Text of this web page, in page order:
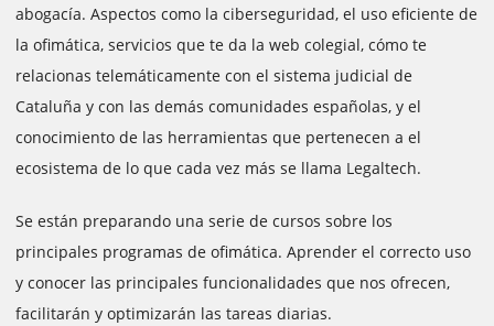
abogacía. Aspectos como la ciberseguridad, el uso eficiente de
la ofimática, servicios que te da la web colegial, cómo te
relacionas telemáticamente con el sistema judicial de
Cataluña y con las demás comunidades españolas, y el
conocimiento de las herramientas que pertenecen a el
ecosistema de lo que cada vez más se llama Legaltech.
Se están preparando una serie de cursos sobre los
principales programas de ofimática. Aprender el correcto uso
y conocer las principales funcionalidades que nos ofrecen,
facilitarán y optimizarán las tareas diarias.